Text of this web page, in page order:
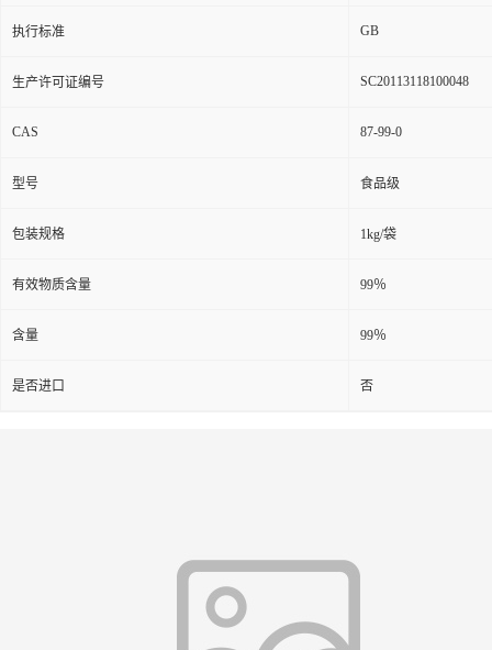
执行标准 GB
生产许可证编号 SC20113118100048
CAS 87-99-0
型号 食品级
包装规格 1kg/袋
有效物质含量 99％
含量 99％
是否进口 否